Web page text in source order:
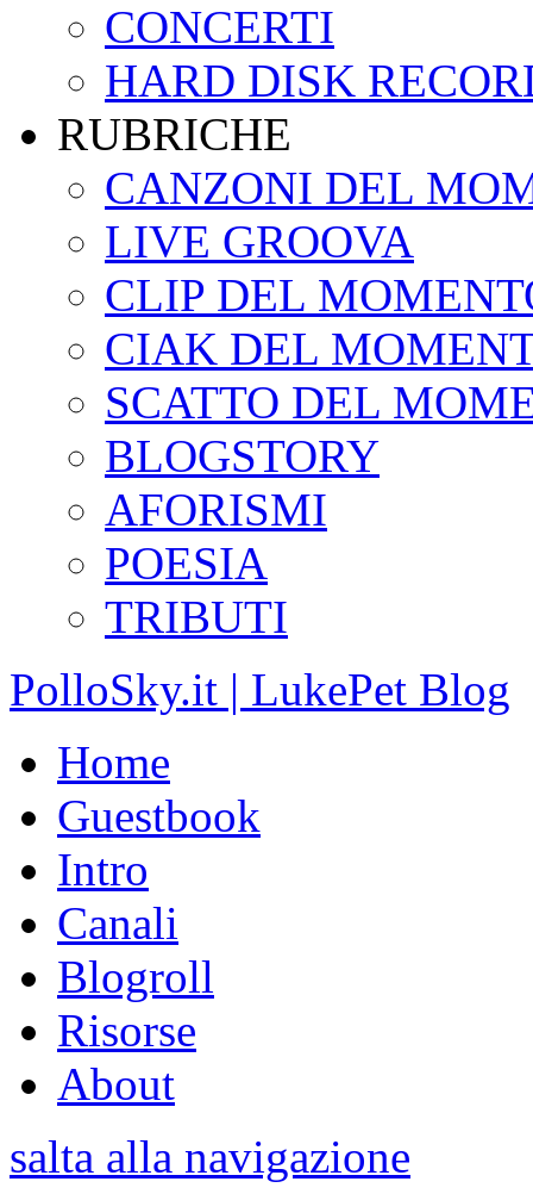
CONCERTI
HARD DISK
RUBRICHE
CANZONI DEL
LIVE GROOVA
CLIP DEL
CIAK DEL
SCATTO DEL
BLOGSTORY
AFORISMI
POESIA
TRIBUTI
PolloSky.it | LukePet Blog
Home
Guestbook
Intro
Canali
Blogroll
Risorse
About
salta alla navigazione